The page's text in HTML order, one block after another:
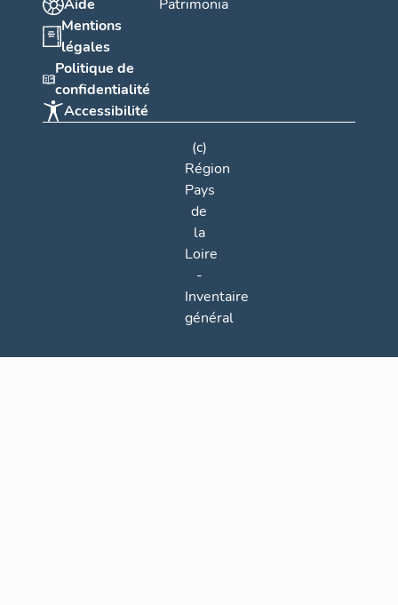
Aide
Mentions
légales
Politique de
confidentialité
Accessibilité
Patrimonia
(c)
Région
Pays
de
la
Loire
-
Inventaire
général